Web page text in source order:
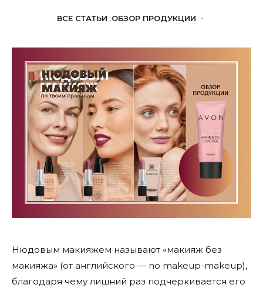
ВСЕ СТАТЬИ ,ОБЗОР ПРОДУКЦИИ -
Нюдовым макияжем называют «макияж без
макияжа» (от английского — no makeup-makeup),
благодаря чему лишний раз подчеркивается его